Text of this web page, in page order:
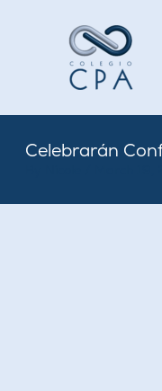
Celebrarán